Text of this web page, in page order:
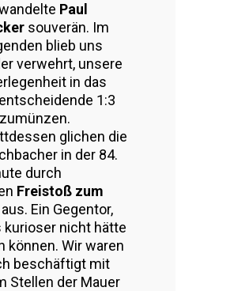
Paul
souverän. Im
blieb uns
verwehrt, unsere
in das
1:3
glichen die
in der 84.
durch
Freistoß zum
aus. Ein Gegentor,
kurioser nicht hätte
können. Wir waren
beschäftigt mit
Stellen der Mauer